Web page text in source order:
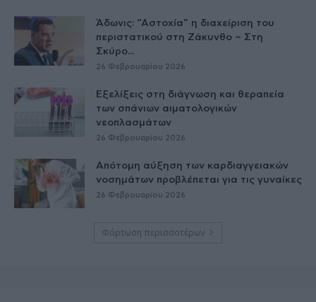
Άδωνις: “Αστοχία” η διαχείριση του
περιστατικού στη Ζάκυνθο – Στη
Σκύρο...
26 Φεβρουαρίου 2026
Εξελίξεις στη διάγνωση και θεραπεία
των σπάνιων αιματολογικών
νεοπλασμάτων
26 Φεβρουαρίου 2026
Απότομη αύξηση των καρδιαγγειακών
νοσημάτων προβλέπεται για τις γυναίκες
26 Φεβρουαρίου 2026
Φόρτωση περισσοτέρων